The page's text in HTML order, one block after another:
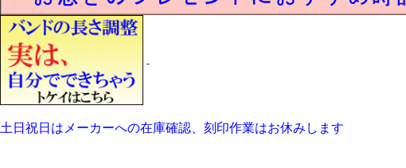
土日祝日はメーカーへの在庫確認、刻印作業はお休みします